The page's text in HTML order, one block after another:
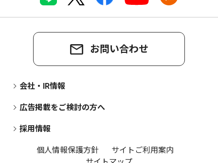
お問い合わせ
会社・IR情報
広告掲載をご検討の方へ
採用情報
個人情報保護方針
サイトご利用案内